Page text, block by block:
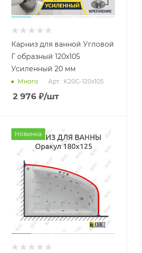
Карниз для ванной Угловой
Г образный 120х105
Усиленный 20 мм
Много Арт.: K20G-120x105
2 976 ₽/шт
Новинка